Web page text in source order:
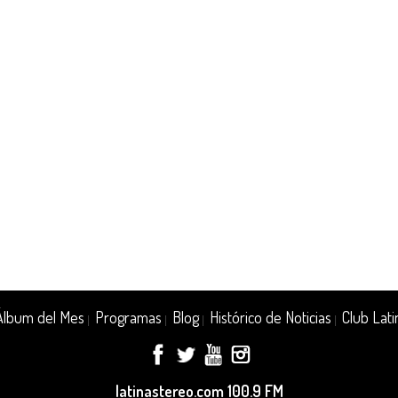
del Mes Programas Blog| Histórico de Noticias Club
latinastereo.com 100.9 FM